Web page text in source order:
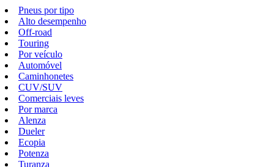
Pneus por tipo
Alto desempenho
Off-road
Touring
Por veículo
Automóvel
Caminhonetes
CUV/SUV
Comerciais leves
Por marca
Alenza
Dueler
Ecopia
Potenza
Turanza